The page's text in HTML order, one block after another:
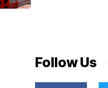
Follow Us